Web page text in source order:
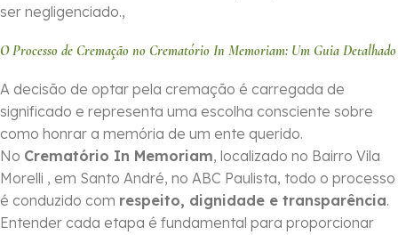
ser negligenciado.,
O Processo de Cremação no Crematório In Memoriam: Um Guia Detalhado
A decisão de optar pela cremação é carregada de
significado e representa uma escolha consciente sobre
como honrar a memória de um ente querido.
No Crematório In Memoriam, localizado no Bairro Vila
Morelli , em Santo André, no ABC Paulista, todo o processo
é conduzido com respeito, dignidade e transparência.
Entender cada etapa é fundamental para proporcionar